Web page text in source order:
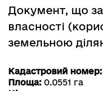
Документ, що
власності
земельною
Кадастровий номер:
Площа: 0.0551 га